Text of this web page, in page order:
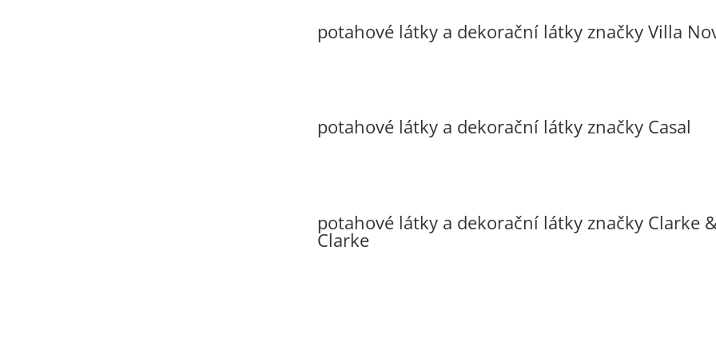
potahové látky a dekorační látky značky Villa
potahové látky a dekorační látky značky Casal
potahové látky a dekorační látky značky Clarke
Clarke